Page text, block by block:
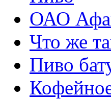
ОАО
Что же
Пиво